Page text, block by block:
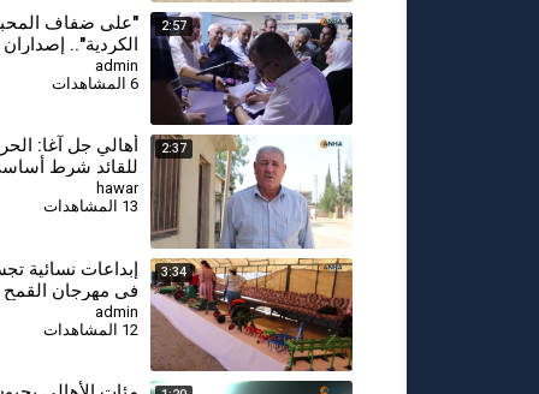
2:57
⁣"على ضفاف
الكردية"..
يوثقان الهوية
admin
6 المشاهدات
2:37
أهالي جل آغا:
للقائد شرط
السلام وحل القضية
hawar
13 المشاهدات
3:34
⁣إبداعات نسائية
في مهرجان القمح
admin
12 المشاهدات